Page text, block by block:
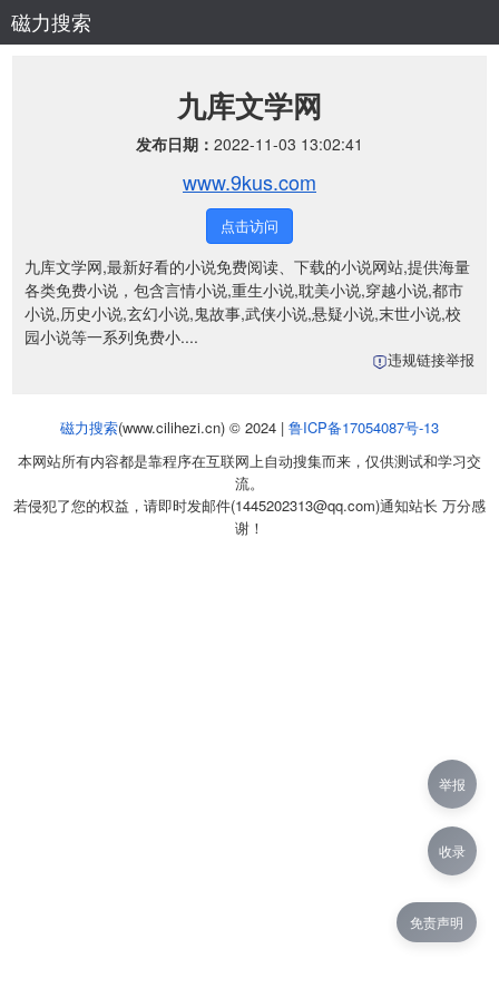
磁力搜索
九库文学网
发布日期： 2022-11-03 13:02:41
www.9kus.com
点击访问
九库文学网,最新好看的小说免费阅读、下载的小说网站,提供海量
各类免费小说，包含言情小说,重生小说,耽美小说,穿越小说,都市
小说,历史小说,玄幻小说,鬼故事,武侠小说,悬疑小说,末世小说,校
园小说等一系列免费小....
违规链接举报
磁力搜索(www.cilihezi.cn) © 2024 | 鲁ICP备17054087号-13
本网站所有内容都是靠程序在互联网上自动搜集而来，仅供测试和学习交
流。
若侵犯了您的权益，请即时发邮件(1445202313@qq.com)通知站长 万分感
谢！
免责声明
举报
收录